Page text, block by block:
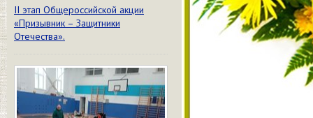
II этап Общероссийской акции
«Призывник – Защитники
Отечества».